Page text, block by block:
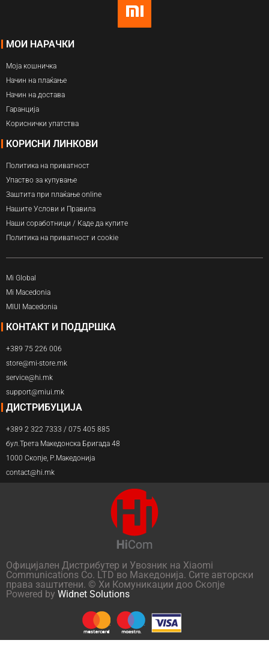
МОИ НАРАЧКИ
Моја кошничка
Начин на плаќање
Начин на достава
Гаранција
Кориснички упатства
КОРИСНИ ЛИНКОВИ
Политика на приватност
Упаство за купување
Заштита при плаќање online
Нашите Услови и Правила
Наши соработници / Каде да купите
Политика на приватност и cookie
Mi Global
Mi Macedonia
MIUI Macedonia
КОНТАКТ И ПОДДРШКА
+389 75 226 006
store@mi-store.mk
service@hi.mk
support@miui.mk
ДИСТРИБУЦИЈА
+389 2 322 7333 / 075 405 885
бул.Трета Македонска Бригада 48
1000 Скопје, Р.Македонија
contact@hi.mk
Официјален Дистрибутер и Увозник на Xiaomi
Communications Co. LTD во Македонија. Сите авторски
права заштитени. © Хи Комуникации доо Скопје
Powered by Widnet Solutions